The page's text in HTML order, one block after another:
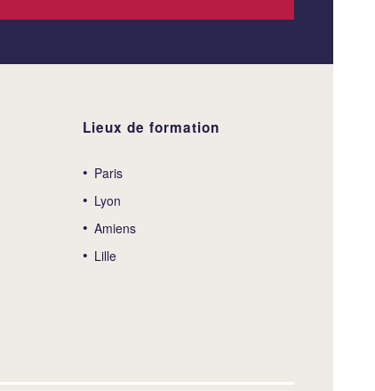
Lieux de formation
Paris
Lyon
Amiens
Lille